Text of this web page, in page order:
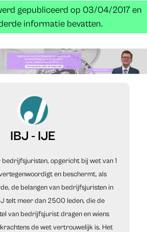
gepubliceerd op 03/04/2017 en
informatie bevatten.
IBJ - IJE
opgericht bij wet van 1
en beschermt, als
de belangen van bedrijfsjuristen in
telt meer dan 2500 leden, die de
van bedrijfsjurist dragen en wiens
de wet vertrouwelijk is. Het